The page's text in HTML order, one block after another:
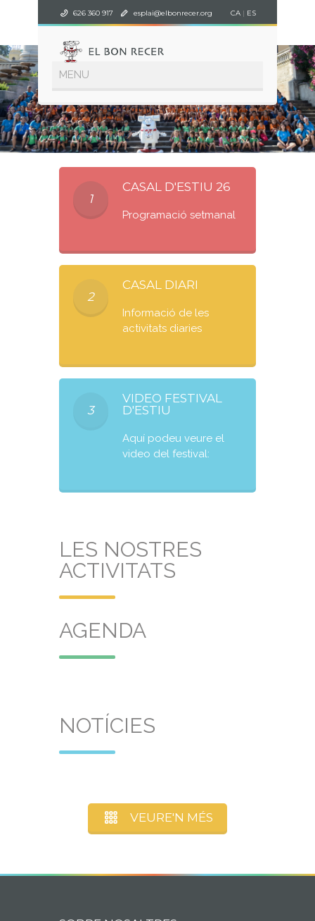
626 360 917 esplai@elbonrecer.org CA | ES
1
CASAL D'ESTIU 26
Programació setmanal
2
CASAL DIARI
Informació de les
activitats diaries
3
VIDEO FESTIVAL
D'ESTIU
Aquí podeu veure el
video del festival:
LES NOSTRES
ACTIVITATS
AGENDA
NOTÍCIES
VEURE'N MÉS